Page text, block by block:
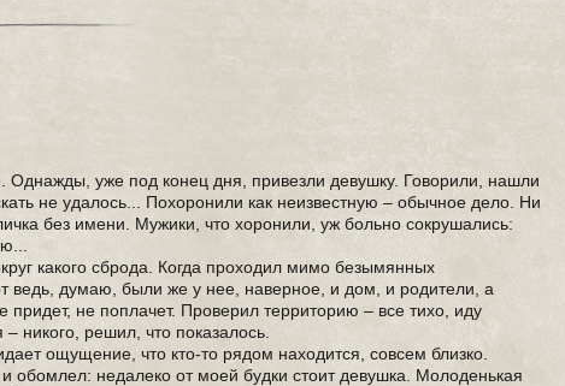
Однажды, уже под конец дня, привезли девушку. Говорили, нашли
не удалось... Похоронили как неизвестную – обычное дело. Ни
без имени. Мужики, что хоронили, уж больно сокрушались:
какого сброда. Когда проходил мимо безымянных
ведь, думаю, были же у нее, наверное, и дом, и родители, а
придет, не поплачет. Проверил территорию – все тихо, иду
никого, решил, что показалось.
ощущение, что кто-то рядом находится, совсем близко.
обомлел: недалеко от моей будки стоит девушка. Молоденькая